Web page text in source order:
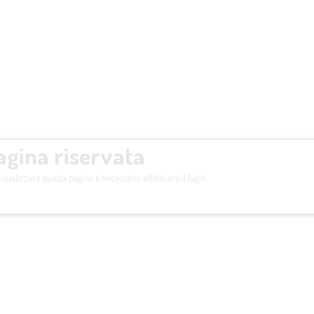
riservata
questa pagina è necessario effettuare il login